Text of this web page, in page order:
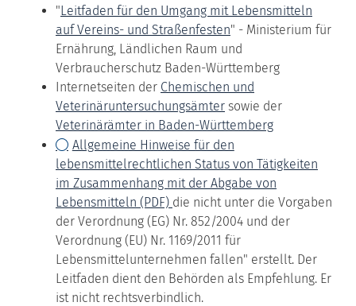
"Leitfaden für den Umgang mit Lebensmitteln
auf Vereins- und Straßenfesten" - Ministerium für
Ernährung, Ländlichen Raum und
Verbraucherschutz Baden-Württemberg
Internetseiten der Chemischen und
Veterinäruntersuchungsämter sowie der
Veterinärämter in Baden-Württemberg
Allgemeine Hinweise für den
lebensmittelrechtlichen Status von Tätigkeiten
im Zusammenhang mit der Abgabe von
Lebensmitteln (PDF) die nicht unter die Vorgaben
der Verordnung (EG) Nr. 852/2004 und der
Verordnung (EU) Nr. 1169/2011 für
Lebensmittelunternehmen fallen" erstellt. Der
Leitfaden dient den Behörden als Empfehlung. Er
ist nicht rechtsverbindlich.